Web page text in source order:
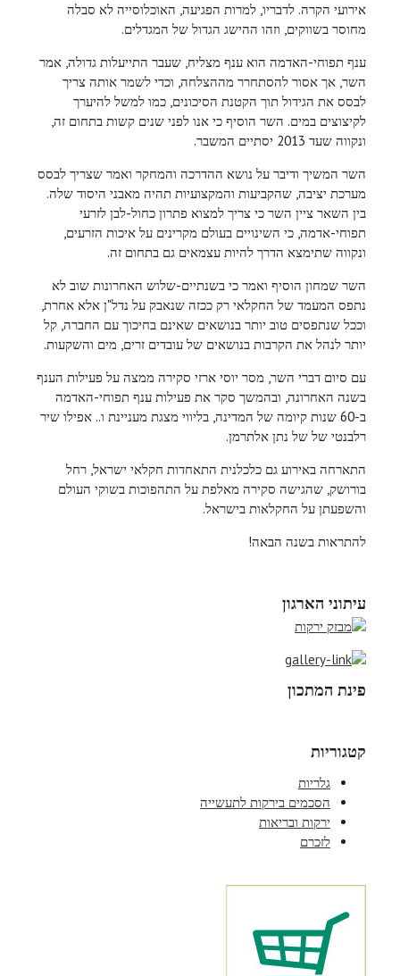
אירועי הקרה. לדבריו, למרות הפגיעה, האוכלוסייה לא סבלה
מחוסר בשווקים, וזהו ההישג הגדול של המגדלים.
ענף תפוחי-האדמה הוא ענף מצליח, שעבר התייעלות גדולה, אמר
השר, אך אסור להסתחרר מההצלחה, וכדי לשמר אותה צריך
לבסס את הגידול תוך הקטנת הסיכונים, כמו למשל להיערך
לקיצוצים במים. השר הוסיף כי אנו לפני שנים קשות בתחום זה,
ונקווה שעד 2013 יסתיים המשבר.
השר המשיך ודיבר על נושא ההדרכה והמחקר ואמר שצריך לבסס
מערכת יציבה, שהקביעות והמקצועיות תהיה מאבני היסוד שלה.
בין השאר ציין השר כי צריך למצוא פתרון כחול-לבן לזרעי
תפוחי-אדמה, כי השינויים בעולם מקרינים על איכות הזרעים,
ונקווה שתימצא הדרך להיות עצמאים גם בתחום זה.
השר שמחון הוסיף ואמר כי בשנתיים-שלוש האחרונות שוב לא
נתפס המעמד של החקלאי רק ככזה שנאבק על נדל"ן אלא אחרת,
וככל שנתפסים טוב יותר בנושאים שאינם בחיכוך עם החברה, קל
יותר לנהל את הקרבות בנושאים של עובדים זרים, מים והשקעות.
עם סיום דברי השר, מסר יוסי ארזי סקירה ממצה על פעילות הענף
בשנה האחרונה, ובהמשך סקר את פעילות ענף תפוחי-האדמה
ב-60 שנות קיומה של המדינה, בליווי מצגת מעניינת ו.. אפילו שיר
רלבנטי של של נתן אלתרמן.
התארחה באירוע גם כלכלנית התאחדות חקלאי ישראל, רחל
בורושק, שהגישה סקירה מאלפת על התהפוכות בשוקי העולם
והשפעתן על החקלאות בישראל.
להתראות בשנה הבאה!
עיתוני הארגון
פינת המתכון
קטגוריות
גלריות
הסכמים בירקות לתעשייה
ירקות ובריאות
לזכרם